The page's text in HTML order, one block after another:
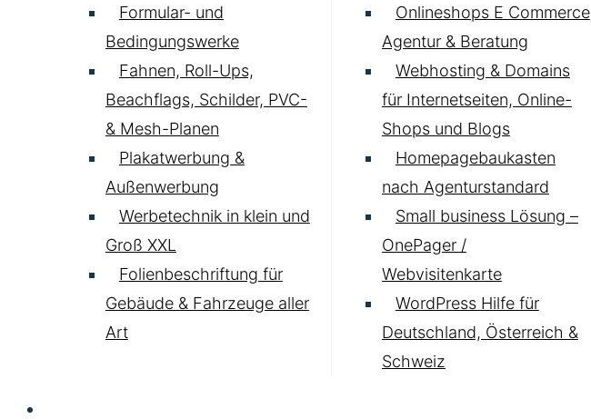
Formular- und
Bedingungswerke
Fahnen, Roll-Ups,
Beachflags, Schilder, PVC-
& Mesh-Planen
Plakatwerbung &
Außenwerbung
Werbetechnik in klein und
Groß XXL
Folienbeschriftung für
Gebäude & Fahrzeuge aller
Art
Onlineshops E Commerce
Agentur & Beratung
Webhosting & Domains
für Internetseiten, Online-
Shops und Blogs
Homepagebaukasten
nach Agenturstandard
Small business Lösung –
OnePager /
Webvisitenkarte
WordPress Hilfe für
Deutschland, Österreich &
Schweiz